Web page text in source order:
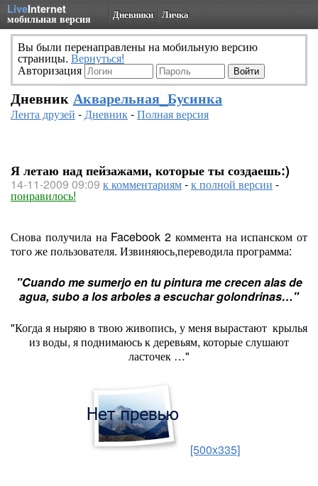
LiveInternet
мобильная версия Дневники Личка
Вы были перенаправлены на мобильную версию
страницы. Вернуться!
Авторизация
Дневник Акварельная_Бусинка
Лента друзей -Дневник-Полная версия
Я летаю над пейзажами, которые ты создаешь:)
14-11-2009 09:09 к комментариям-к полной версии -
понравилось!
Снова получила на Facebook 2 коммента на испанском от
того же пользователя. Извиняюсь,переводила программа:
"Cuando me sumerjo en tu pintura me crecen alas de
agua, subo a los arboles a escuchar golondrinas…"
"Когда я ныряю в твою живопись, у меня вырастают крылья
из воды, я поднимаюсь к деревьям, которые слушают
ласточек …"
[500x335]